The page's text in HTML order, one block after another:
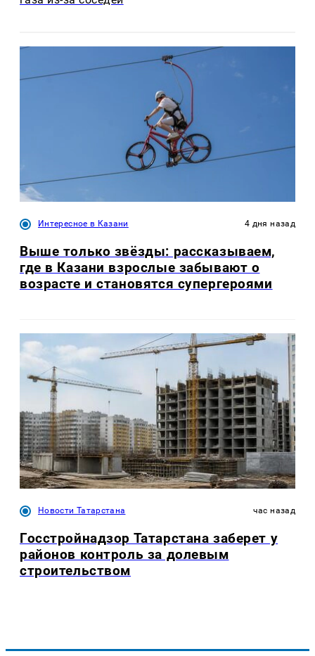
Интересное в Казани 4 дня назад
Выше только звёзды: рассказываем,
где в Казани взрослые забывают о
возрасте и становятся супергероями
Новости Татарстана час назад
Госстройнадзор Татарстана заберет у
районов контроль за долевым
строительством